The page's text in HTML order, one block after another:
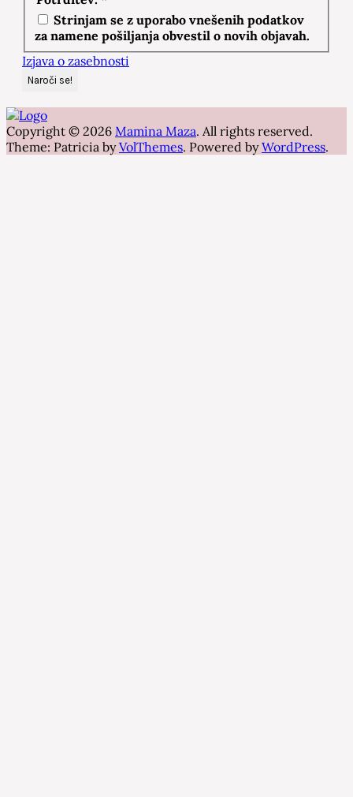
Strinjam se z uporabo vnešenih podatkov
za namene pošiljanja obvestil o novih objavah.
Izjava o zasebnosti
Copyright © 2026 Mamina Maza. All rights reserved.
Theme: Patricia byVolThemes. Powered byWordPress.